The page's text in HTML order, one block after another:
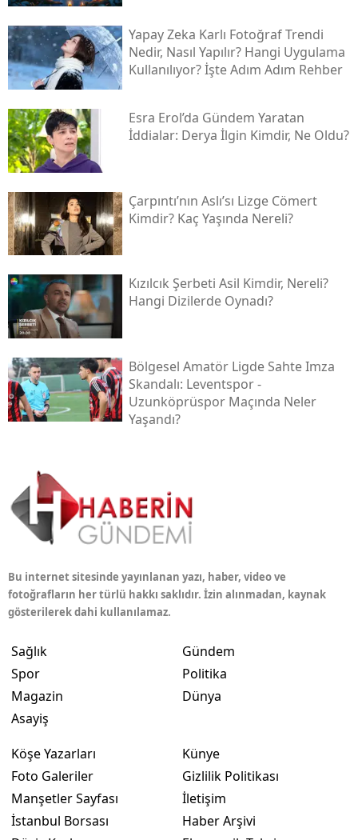
Yapay Zeka Karlı Fotoğraf Trendi
Nedir, Nasıl Yapılır? Hangi Uygulama
Kullanılıyor? İşte Adım Adım Rehber
Esra Erol’da Gündem Yaratan
İddialar: Derya İlgin Kimdir, Ne Oldu?
Çarpıntı’nın Aslı’sı Lizge Cömert
Kimdir? Kaç Yaşında Nereli?
Kızılcık Şerbeti Asil Kimdir, Nereli?
Hangi Dizilerde Oynadı?
Bölgesel Amatör Ligde Sahte Imza
Skandalı: Leventspor -
Uzunköprüspor Maçında Neler
Yaşandı?
Bu internet sitesinde yayınlanan yazı, haber, video ve
fotoğrafların her türlü hakkı saklıdır. İzin alınmadan, kaynak
gösterilerek dahi kullanılamaz.
Sağlık
Spor
Magazin
Asayiş
Gündem
Politika
Dünya
Köşe Yazarları
Foto Galeriler
Manşetler Sayfası
İstanbul Borsası
Künye
Gizlilik Politikası
İletişim
Haber Arşivi